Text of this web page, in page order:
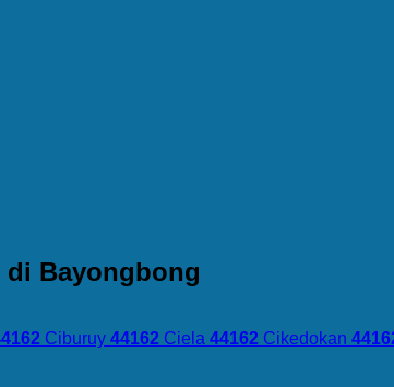
di Bayongbong
Ciburuy 44162 Ciela 44162 Cikedokan